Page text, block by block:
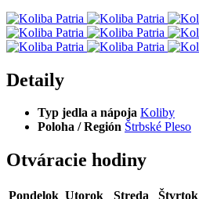
Detaily
Typ jedla a nápoja Koliby
Poloha / Región Štrbské Pleso
Otváracie hodiny
Pondelok Utorok Streda Štvrtok